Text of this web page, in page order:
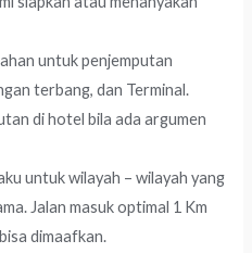
untuk penjemputan
terbang, dan Terminal.
di hotel bila ada argumen
untuk wilayah – wilayah yang
Jalan masuk optimal 1 Km
dimaafkan.